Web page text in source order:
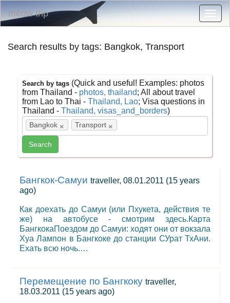
meow trip
Search results by tags: Bangkok, Transport
Search by tags (Quick and useful! Examples: photos
from Thailand - photos, thailand; All about travel
from Lao to Thai - Thailand, Lao; Visa questions in
Thailand - Thailand, visas_and_borders)
×
Bangkok ×
Transport
Бангкок-Самуи traveller, 08.01.2011 (15 years
ago)
Как доехать до Самуи (или Пхукета, действия те
же) на автобусе - смотрим здесь.Карта
БангкокаПоездом до Самуи: ходят они от вокзала
Хуа Лампон в Бангкоке до станции СУрат ТхАни.
Ехать всю ночь.…
Перемещение по Бангкоку traveller,
18.03.2011 (15 years ago)